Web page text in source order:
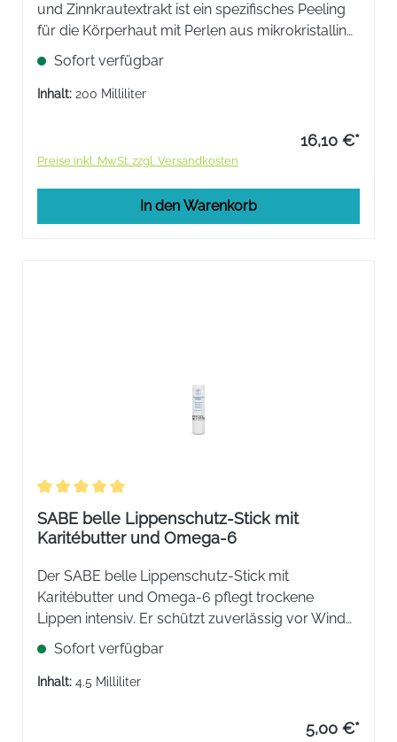
und Zinnkrautextrakt ist ein spezifisches Peeling
für die Körperhaut mit Perlen aus mikrokristalliner
Cellulose. Es reinigt und erneuert die Haut und
bereitet sie auf die nachfolgende Pflege vor.
Sofort verfügbar
Inhalt: 200 Milliliter
16,10 €*
Preise inkl. MwSt. zzgl. Versandkosten
In den Warenkorb
Durchschnittliche Bewertung von 5 von 5 Sternen
SABE belle Lippenschutz-Stick mit
Karitébutter und Omega-6
Der SABE belle Lippenschutz-Stick mit
Karitébutter und Omega-6 pflegt trockene
Lippen intensiv. Er schützt zuverlässig vor Wind
und Wetter im Alltag.
Sofort verfügbar
Inhalt: 4.5 Milliliter
5,00 €*